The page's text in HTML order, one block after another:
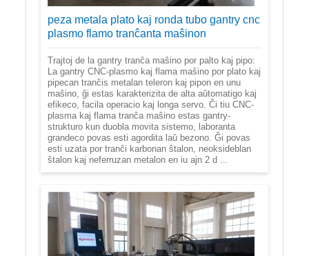
peza metala plato kaj ronda tubo gantry cnc
plasmo flamo tranĉanta maŝinon
Trajtoj de la gantry tranĉa maŝino por palto kaj pipo:
La gantry CNC-plasmo kaj flama maŝino por plato kaj
pipecan tranĉis metalan teleron kaj pipon en unu
maŝino, ĝi estas karakterizita de alta aŭtomatigo kaj
efikeco, facila operacio kaj longa servo. Ĉi tiu CNC-
plasma kaj flama tranĉa maŝino estas gantry-
strukturo kun duobla movita sistemo, laboranta
grandeco povas esti agordita laŭ bezono. Ĝi povas
esti uzata por tranĉi karbonan ŝtalon, neoksideblan
ŝtalon kaj neferruzan metalon en iu ajn 2 d ...